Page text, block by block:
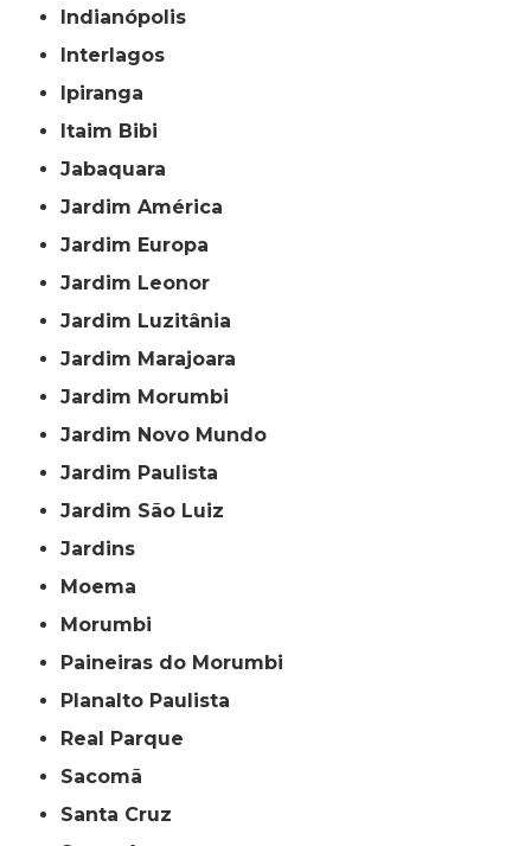
Indianópolis
Interlagos
Ipiranga
Itaim Bibi
Jabaquara
Jardim América
Jardim Europa
Jardim Leonor
Jardim Luzitânia
Jardim Marajoara
Jardim Morumbi
Jardim Novo Mundo
Jardim Paulista
Jardim São Luiz
Jardins
Moema
Morumbi
Paineiras do Morumbi
Planalto Paulista
Real Parque
Sacomã
Santa Cruz